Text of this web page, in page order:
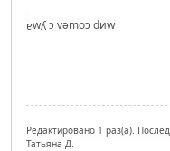
ɐwʎ ɔ vǝmоɔ dиw
Редактировано 1 раз(а).
Татьяна Д.